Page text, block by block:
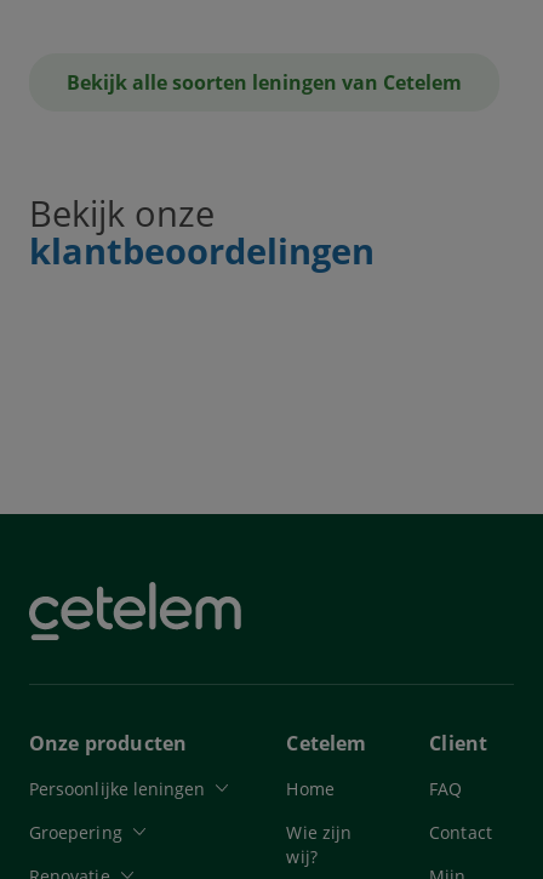
Bekijk alle soorten leningen van Cetelem
Bekijk onze
klantbeoordelingen
Onze producten
Persoonlijke leningen
Groepering
Cetelem
Home
Wie zijn
wij?
Client
FAQ
Contact